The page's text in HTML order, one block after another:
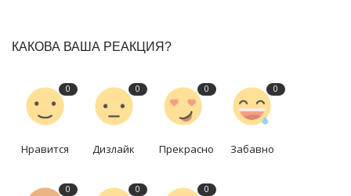
КАКОВА ВАША РЕАКЦИЯ?
0
Нравится
0
Дизлайк
0
Прекрасно
0
Забавно
0 0 0